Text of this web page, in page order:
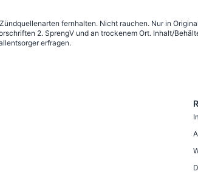
fernhalten. Nicht rauchen. Nur in
2. SprengV und an trockenem Ort. Inhalt/
erfragen.